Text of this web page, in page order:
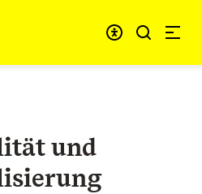
und